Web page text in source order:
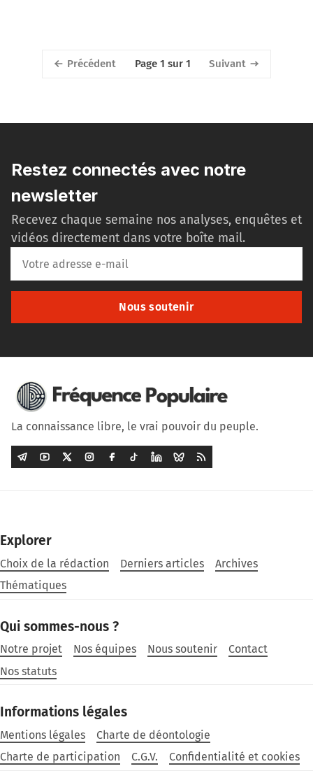
Précédent Page 1 sur 1 Suivant
Restez connectés avec notre
newsletter
Recevez chaque semaine nos analyses, enquêtes et
vidéos directement dans votre boîte mail.
Nous soutenir
La connaissance libre, le vrai pouvoir du peuple.
Explorer
Choix de la rédaction Derniers articles
Archives
Thématiques
Qui sommes-nous ?
Notre projet Nos équipes Nous soutenir
Contact
Nos statuts
Informations légales
Mentions légales
Charte de déontologie
Charte de participation
C.G.V. Confidentialité et cookies